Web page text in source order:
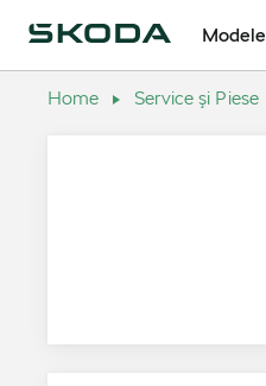
Modele
Home Service şi Piese